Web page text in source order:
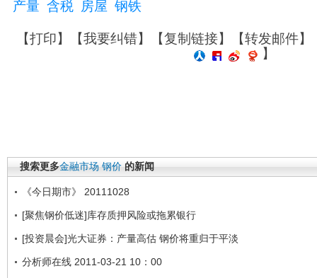
产量 含税 房屋 钢铁
【打印】【我要纠错】【复制链接】【转发邮件】
】
搜索更多金融市场 钢价 的新闻
《今日期市》 20111028
[聚焦钢价低迷]库存质押风险或拖累银行
[投资晨会]光大证券：产量高估 钢价将重归于平淡
分析师在线 2011-03-21 10：00